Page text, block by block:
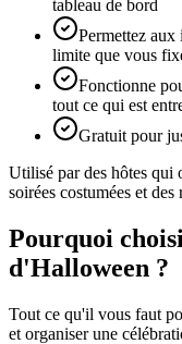
tableau de bord
Permettez aux
limite que vous
Fonctionne
tout ce qui est
Gratuit pour
Utilisé par des hôtes qui
soirées costumées et
Pourquoi
d'Halloween ?
Tout ce qu'il vous faut
et organiser une